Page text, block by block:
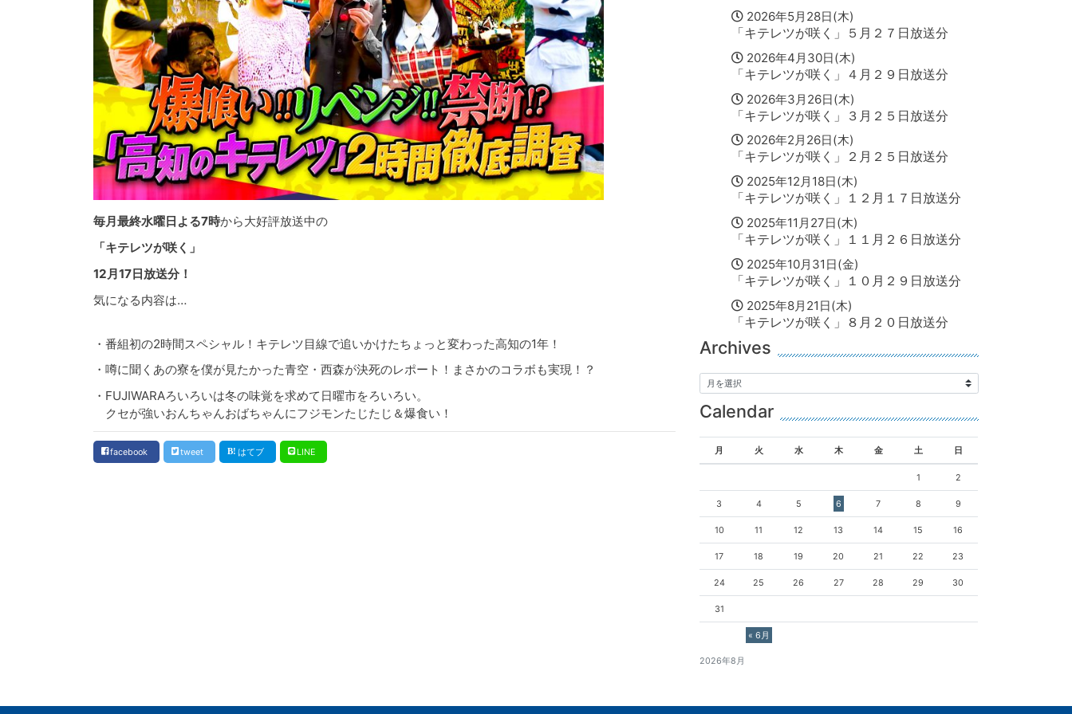
毎月最終水曜日よる7時から大好評放送中の
「キテレツが咲く」
12月17日放送分！
気になる内容は…
・番組初の2時間スペシャル！キテレツ目線で追いかけたちょっと変わった高知の1年！
・噂に聞くあの寮を僕が見たかった青空・西森が決死のレポート！まさかのコラボも実現！？
・FUJIWARAろいろいは冬の味覚を求めて日曜市をろいろい。
クセが強いおんちゃんおばちゃんにフジモンたじたじ＆爆食い！
facebook tweet はてブ LINE
2026年5月28日(木)
「キテレツが咲く」５月２７日放送分
2026年4月30日(木)
「キテレツが咲く」４月２９日放送分
2026年3月26日(木)
「キテレツが咲く」３月２５日放送分
2026年2月26日(木)
「キテレツが咲く」２月２５日放送分
2025年12月18日(木)
「キテレツが咲く」１２月１７日放送分
2025年11月27日(木)
「キテレツが咲く」１１月２６日放送分
2025年10月31日(金)
「キテレツが咲く」１０月２９日放送分
2025年8月21日(木)
「キテレツが咲く」８月２０日放送分
Archives
Calendar
2026年8月
月 火 水 木 金 土 日
« 6月
1 2
3 4 5 6 7 8 9
10 11 12 13 14 15 16
17 18 19 20 21 22 23
24 25 26 27 28 29 30
31